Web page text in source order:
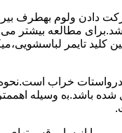
دادن وﻟﻮم بهطرف
۳:لباسشویی ﻋﻤﻞ آﺑﮕﯿﺮی را ﺑﻪ اﺗﻤﺎم رﺳﺎﻧﺪه،اﻣﺎ
(۱۳)،ﮐﻪ ﺑﻪ ﻣﻮﺗﻮر ﻣﺘﺼﻞ